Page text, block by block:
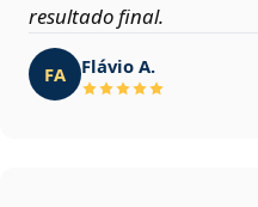
resultado final.
FA Flávio A.